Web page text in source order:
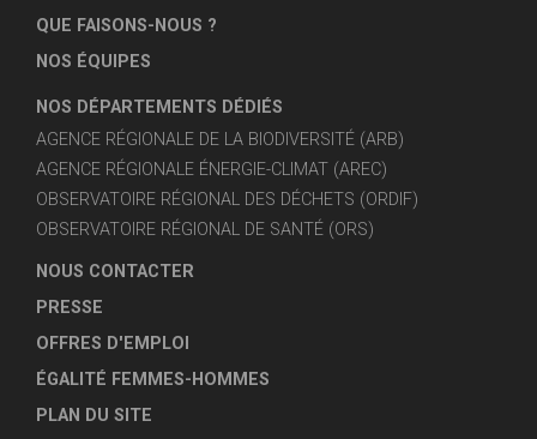
QUE FAISONS-NOUS ?
NOS ÉQUIPES
NOS DÉPARTEMENTS DÉDIÉS
AGENCE RÉGIONALE DE LA BIODIVERSITÉ (ARB)
AGENCE RÉGIONALE ÉNERGIE-CLIMAT (AREC)
OBSERVATOIRE RÉGIONAL DES DÉCHETS (ORDIF)
OBSERVATOIRE RÉGIONAL DE SANTÉ (ORS)
NOUS CONTACTER
PRESSE
OFFRES D'EMPLOI
ÉGALITÉ FEMMES-HOMMES
PLAN DU SITE